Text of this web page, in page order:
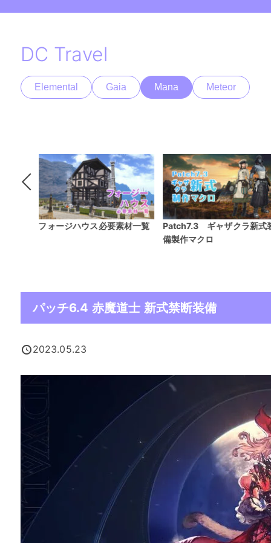
DC Travel
Elemental Gaia Mana Meteor
Patch7.3 ギャザクラ新式装
Patch6.55 MW最終装備（
19ジョブ）
パッチ6.4 赤魔道士 新式禁断装備
2023.05.23